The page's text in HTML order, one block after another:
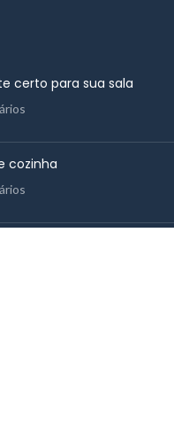
certo para sua sala
cozinha